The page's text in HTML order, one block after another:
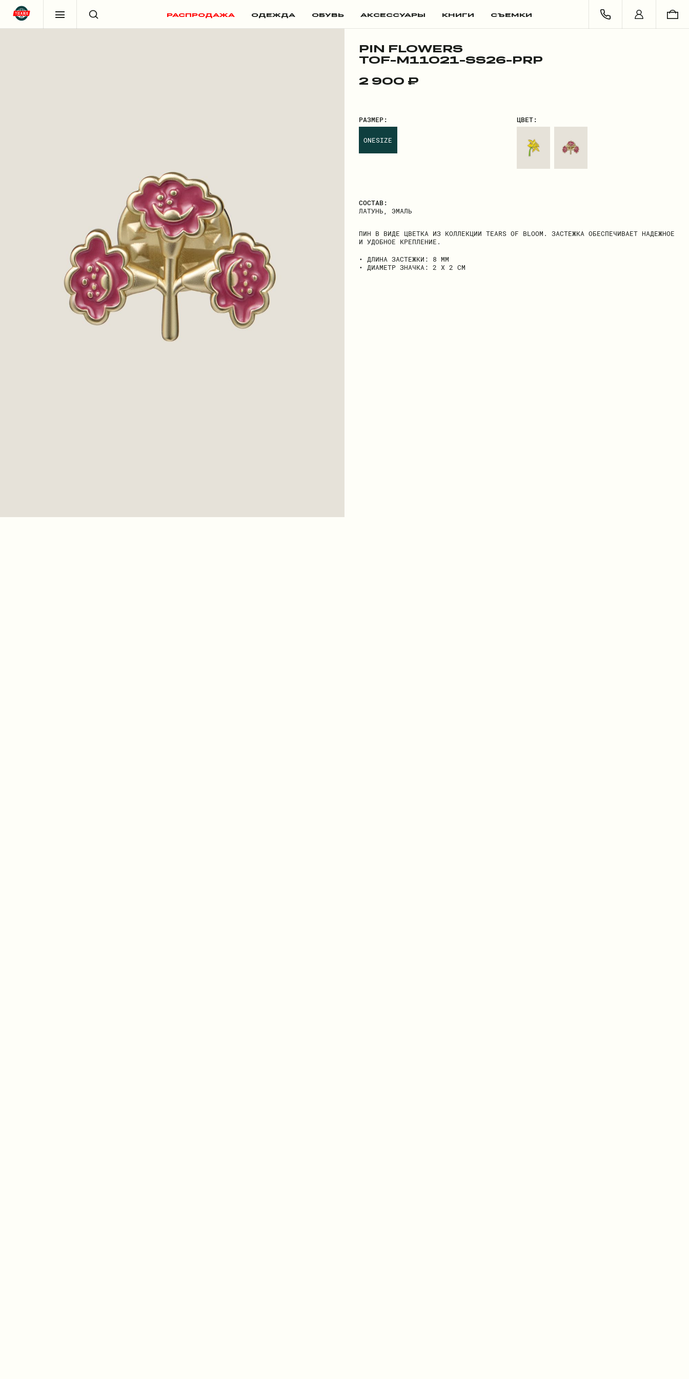
РАСПРОДАЖА ОДЕЖДА ОБУВЬ АКСЕССУАРЫ КНИГИ СЪЕМКИ
PIN FLOWERS
TOF-M11021-SS26-PRP
2 900 ₽
РАЗМЕР:
ONESIZE
ЦВЕТ:
СОСТАВ:
ЛАТУНЬ, ЭМАЛЬ
ПИН В ВИДЕ ЦВЕТКА ИЗ КОЛЛЕКЦИИ TEARS OF BLOOM. ЗАСТЕЖКА ОБЕСПЕЧИВАЕТ НАДЕЖНОЕ
И УДОБНОЕ КРЕПЛЕНИЕ.
• ДЛИНА ЗАСТЕЖКИ: 8 ММ
• ДИАМЕТР ЗНАЧКА: 2 Х 2 СМ